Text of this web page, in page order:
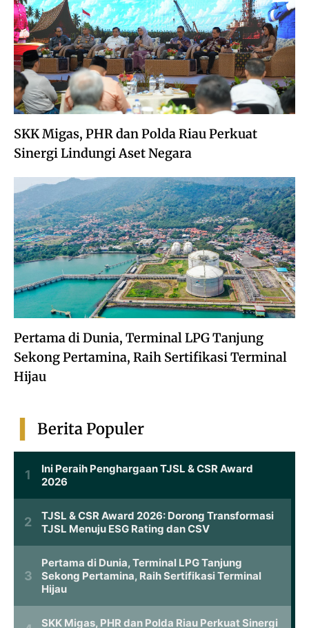
SKK Migas, PHR dan Polda Riau Perkuat
Sinergi Lindungi Aset Negara
Pertama di Dunia, Terminal LPG Tanjung
Sekong Pertamina, Raih Sertifikasi Terminal
Hijau
Berita Populer